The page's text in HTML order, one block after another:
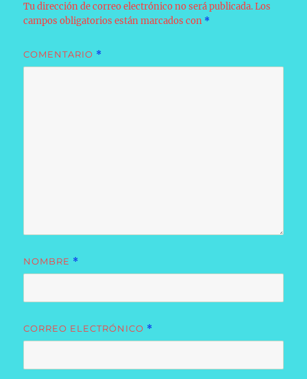
Tu dirección de correo electrónico no será publicada. Los
campos obligatorios están marcados con *
COMENTARIO *
NOMBRE *
CORREO ELECTRÓNICO *